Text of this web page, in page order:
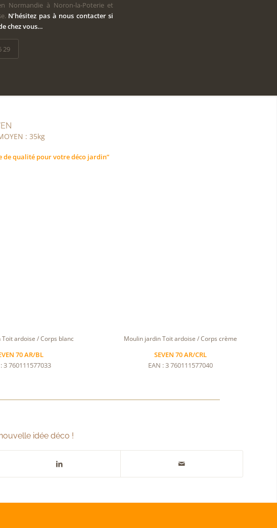
Normandie à Noron-la-Poterie et
N’hésitez pas à nous contacter si
chez vous…
29
: 35kg
qualité pour votre déco jardin”
ardoise / Corps blanc
70 AR/BL
3 760111577033
Moulin jardin Toit ardoise / Corps crème
SEVEN 70 AR/CRL
EAN : 3 760111577040
idée déco !